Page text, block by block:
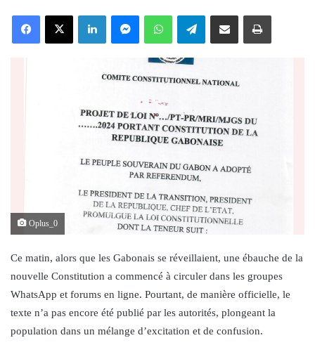
FacebookX LinkedInMessengerWhatsAppTelegramShare via Email Print
Oplus_0
Ce matin, alors que les Gabonais se réveillaient, une ébauche de la
nouvelle Constitution a commencé à circuler dans les groupes
WhatsApp et forums en ligne. Pourtant, de manière officielle, le
texte n’a pas encore été publié par les autorités, plongeant la
population dans un mélange d’excitation et de confusion.